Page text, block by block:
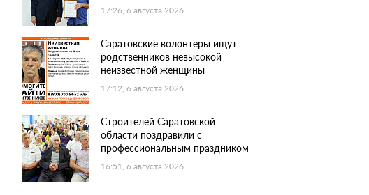
17:26, 6 августа 2026
Саратовские волонтеры ищут
родственников невысокой
неизвестной женщины
17:12, 6 августа 2026
Строителей Саратовской
области поздравили с
профессиональным праздником
16:51, 6 августа 2026